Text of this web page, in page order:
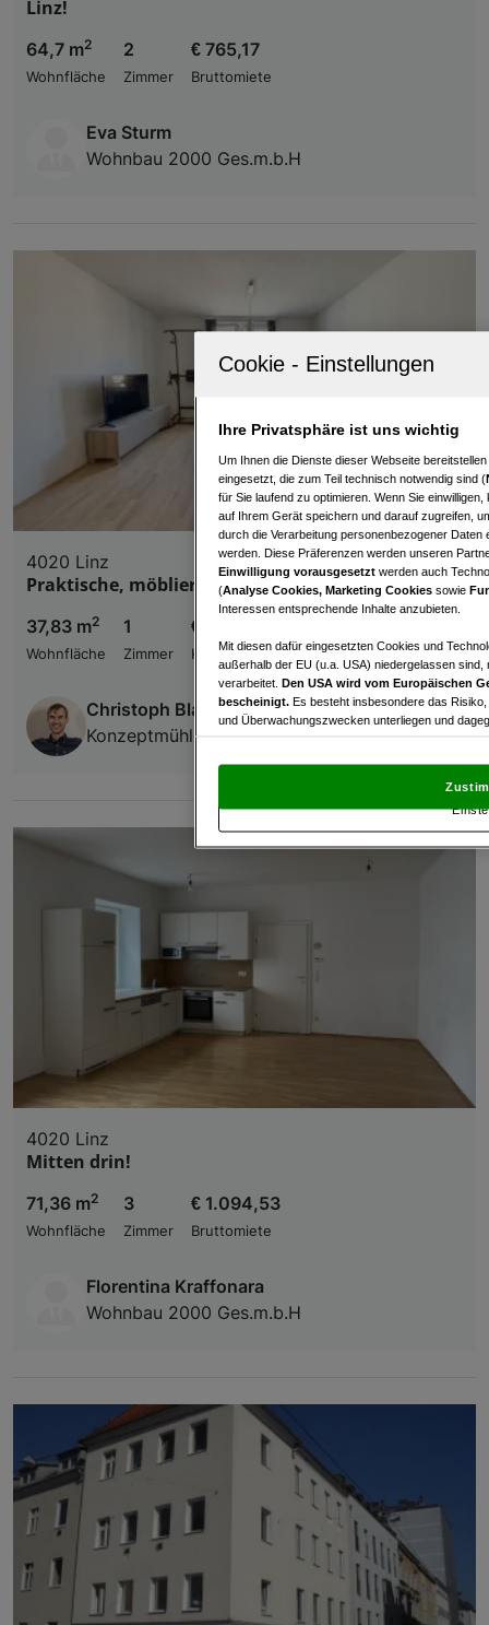
Linz!
64,7 m2
Wohnfläche
2
Zimmer
€ 765,17
Bruttomiete
Eva Sturm
Wohnbau 2000 Ges.m.b.H
4020 Linz
Praktische, möblierte Wohnung mit Küche
37,83 m2
Wohnfläche
1
Zimmer
€ 139.000,00
Kaufpreis
Christoph Blank
Konzeptmühle GmbH - Immobilien Bär
4020 Linz
Mitten drin!
71,36 m2
Wohnfläche
3
Zimmer
€ 1.094,53
Bruttomiete
Florentina Kraffonara
Wohnbau 2000 Ges.m.b.H
Ihre Privatsphäre ist uns wichtig
Um Ihnen die Dienste dieser Webseite
eingesetzt, die zum Teil technisch notwendig sind (
für Sie laufend zu optimieren. Wenn Sie
auf Ihrem Gerät speichern und darauf zugreifen,
durch die Verarbeitung personenbezogener
werden. Diese Präferenzen werden unseren
Einwilligung vorausgesetzt werden auch
(Analyse Cookies, Marketing Cookies sowie
Interessen entsprechende Inhalte anzubieten.
Mit diesen dafür eingesetzten Cookies und
außerhalb der EU (u.a. USA) niedergelassen
verarbeitet. Den USA wird vom Europäischen
bescheinigt. Es besteht insbesondere das
und Überwachungszwecken unterliegen und
und Widerspruch gegen die Verarbeitung auf der
„Cookie Einstellungen“, die sich auf jeder Seite
Wir und unsere Partner
und der Performance von Inhalten,
Liste der Partner (Lieferanten)